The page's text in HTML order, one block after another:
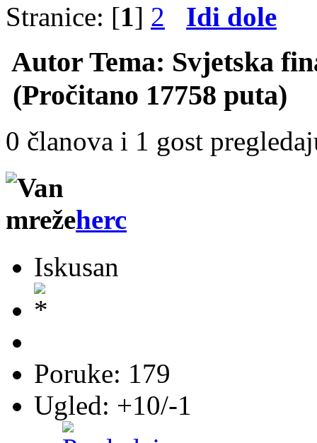
Stranice: [1] 2 Idi dole
Autor Tema: Svjetska
(Pročitano 17758 puta)
0 članova i 1 gost
herc
Iskusan
Poruke: 179
Ugled: +10/-1